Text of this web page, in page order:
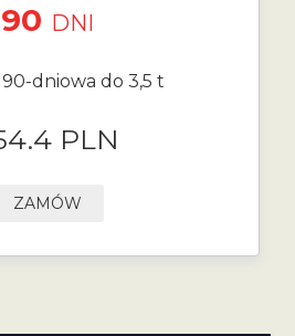
90 DNI
dniowa do 3,5 t
PLN
ZAMÓW